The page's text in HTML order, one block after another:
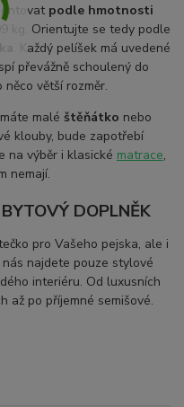
podle hmotnosti
kg. Orientujte se tedy podle
. Každý pelíšek má uvedené
převážně schoulený do
větší rozměr.
malé štěňátko nebo
klouby, bude zapotřebí
na výběr i klasické matrace,
nemají.
DOPLNĚK
pro Vašeho pejska, ale i
najdete pouze stylové
interiéru. Od luxusních
až po příjemné semišové.